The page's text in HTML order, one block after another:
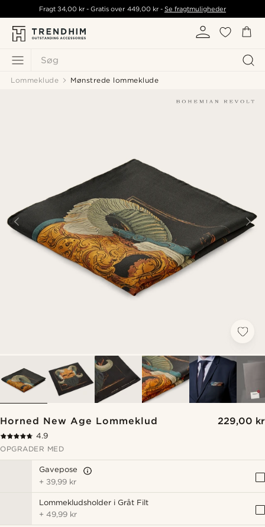
Søg
Fragt34,00 kr - Gratis over 449,00 kr- Se fragtmuligheder
Lommeklude Mønstrede lommeklude
Horned New Age Lommeklud 229,00 kr
4.9
OPGRADER MED
Gavepose
+ 39,99 kr
Lommekludsholder i Gråt Filt
+49,99 kr